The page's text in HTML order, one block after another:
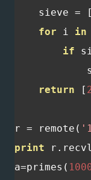
    sieve
= [
for i in
if
return
[
r = remote (
print r .
a=primes (